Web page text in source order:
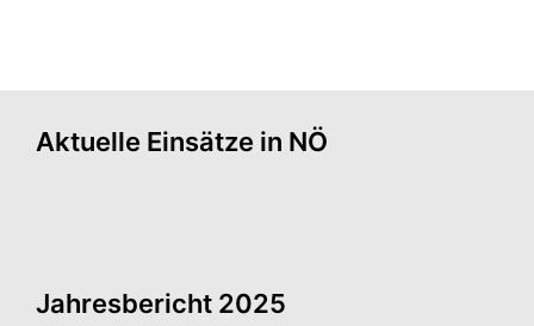
Aktuelle Einsätze in NÖ
Jahresbericht 2025